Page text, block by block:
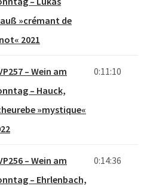
»crémant de
2021
– Wein am
– Hauck,
»mystique«
0:11:10
– Wein am
– Ehrlenbach,
0:14:36